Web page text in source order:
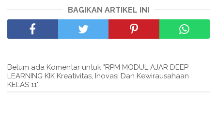
BAGIKAN ARTIKEL INI
Belum ada Komentar untuk "RPM MODUL AJAR DEEP
LEARNING KIK Kreativitas, Inovasi Dan Kewirausahaan
KELAS 11"